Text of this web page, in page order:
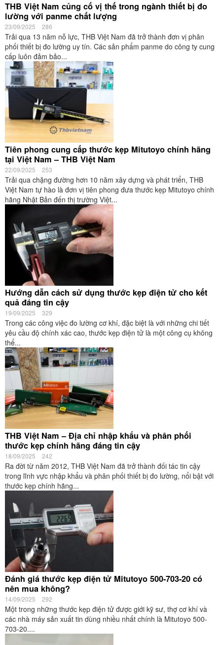
THB Việt Nam củng cố vị thế trong ngành thiết bị đo
lường với panme chất lượng
23/09/2025 286
Trải qua 13 năm nỗ lực, THB Việt Nam đã trở thành đơn vị phân
phối thiết bị đo lường uy tín. Các sản phẩm panme do công ty cung
cấp luôn đảm bảo...
Tiên phong cung cấp thước kẹp Mitutoyo chính hãng
tại Việt Nam – THB Việt Nam
22/09/2025 253
Trải qua chặng đường hơn 10 năm xây dựng và phát triển, THB
Việt Nam tự hào là đơn vị tiên phong đưa thước kẹp Mitutoyo chính
hãng Nhật Bản đến thị trường Việt...
Hướng dẫn cách sử dụng thước kẹp điện tử cho kết
quả đáng tin cậy
19/09/2025 329
Trong các công việc đo lường cơ khí, đặc biệt là với những chi tiết
yêu cầu độ chính xác cao, thước kẹp điện tử là một công cụ không
thể...
THB Việt Nam – Địa chỉ nhập khẩu và phân phối
thước kẹp chính hãng đáng tin cậy
18/09/2025 242
Ra đời từ năm 2012, THB Việt Nam đã trở thành đối tác tin cậy
trong lĩnh vực nhập khẩu và phân phối thiết bị đo lường, nổi bật với
thước kẹp chính hãng...
Đánh giá thước kẹp điện tử Mitutoyo 500-703-20 có
nên mua không?
14/09/2025 292
Một trong những thước kẹp điện tử được giới kỹ sư, thợ cơ khí và
các nhà máy sản xuất tin dùng nhiều nhất chính là Mitutoyo 500-
703-20....